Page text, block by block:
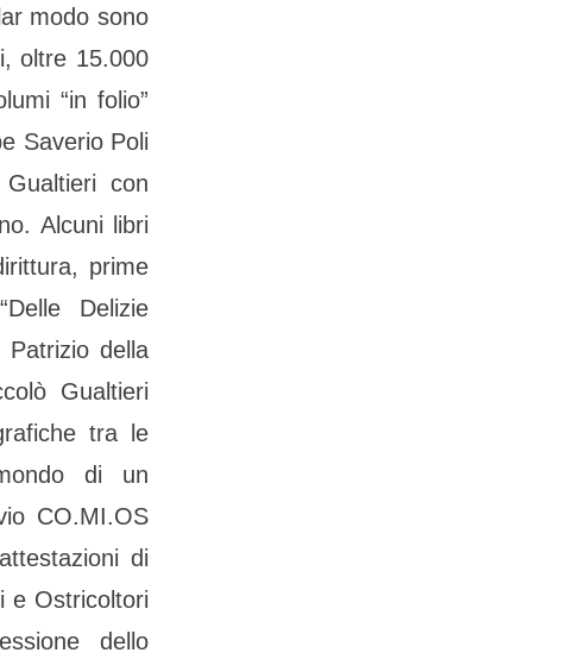
modo sono
oltre 15.000
“in folio”
Saverio Poli
con
Alcuni libri
prime
Delizie
Patrizio della
Gualtieri
tra le
di un
CO.MI.OS
di
e Ostricoltori
dello